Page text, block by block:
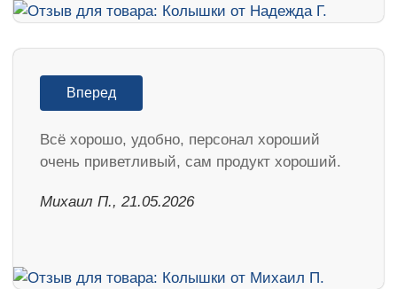
Вперед
Всё хорошо, удобно, персонал хороший
очень приветливый, сам продукт хороший.
Михаил П., 21.05.2026